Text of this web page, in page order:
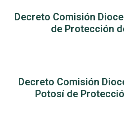
Decreto Comisión
de Protección
Decreto Comisión
Potosí de